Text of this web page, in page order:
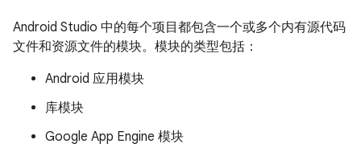
Android Studio 中的每个项目都包含一个或多个内有源代码
文件和资源文件的模块。模块的类型包括：
Android 应用模块
库模块
Google App Engine 模块